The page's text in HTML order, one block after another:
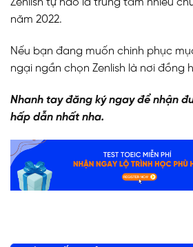
Zenlish tự hào là trung tâm nhiều
năm 2022.
Nếu bạn đang muốn chinh phục
ngại ngần chọn Zenlish là nơi đồng
Nhanh tay đăng ký ngay để nhận
hấp dẫn nhất nha.